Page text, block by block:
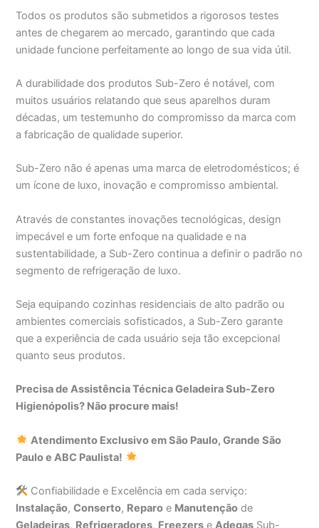
Todos os produtos são submetidos a rigorosos testes
antes de chegarem ao mercado, garantindo que cada
unidade funcione perfeitamente ao longo de sua vida útil.
A durabilidade dos produtos Sub-Zero é notável, com
muitos usuários relatando que seus aparelhos duram
décadas, um testemunho do compromisso da marca com
a fabricação de qualidade superior.
Sub-Zero não é apenas uma marca de eletrodomésticos; é
um ícone de luxo, inovação e compromisso ambiental.
Através de constantes inovações tecnológicas, design
impecável e um forte enfoque na qualidade e na
sustentabilidade, a Sub-Zero continua a definir o padrão no
segmento de refrigeração de luxo.
Seja equipando cozinhas residenciais de alto padrão ou
ambientes comerciais sofisticados, a Sub-Zero garante
que a experiência de cada usuário seja tão excepcional
quanto seus produtos.
Precisa de Assistência Técnica Geladeira Sub-Zero
Higienópolis? Não procure mais!
Atendimento Exclusivo em São Paulo, Grande São
Paulo e ABC Paulista!
Confiabilidade e Excelência em cada serviço:
Instalação,Conserto, Reparo e Manutenção de
Geladeiras, Refrigeradores, Freezers eAdegas Sub-